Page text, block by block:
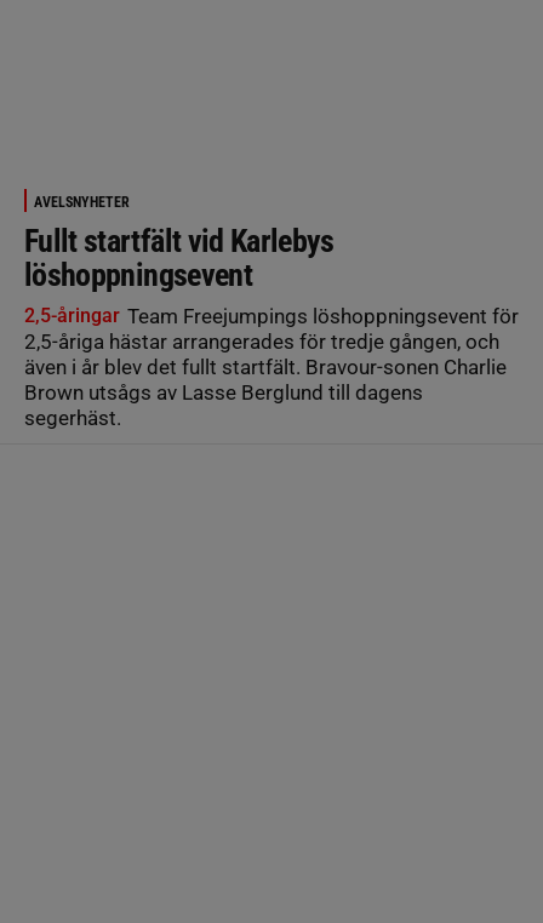
AVELSNYHETER
Fullt startfält vid Karlebys
löshoppningsevent
2,5-åringar Team Freejumpings löshoppningsevent för
2,5-åriga hästar arrangerades för tredje gången, och
även i år blev det fullt startfält. Bravour-sonen Charlie
Brown utsågs av Lasse Berglund till dagens
segerhäst.